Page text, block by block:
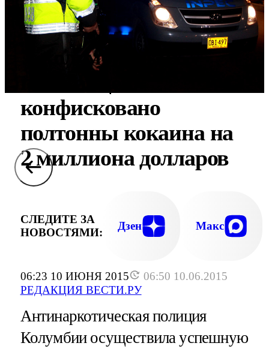
06:23 10 ИЮНЯ 2015
06:50 10.06.2015
РЕДАКЦИЯ ВЕСТИ.РУ
У колумбийских
конфисковано
полтонны кокаина на
2 миллиона долларов
СЛЕДИТЕ ЗА
НОВОСТЯМИ:
Дзен Макс
Антинаркотическая полиция
Колумбии осуществила успешную